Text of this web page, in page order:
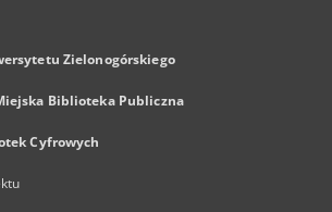
Zielonogórskiego
Biblioteka Publiczna
Cyfrowych